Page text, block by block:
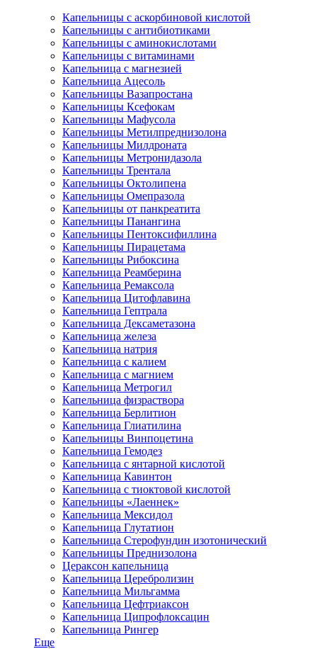
Капельницы с аскорбиновой кислотой
Капельницы с антибиотиками
Капельницы с аминокислотами
Капельницы с витаминами
Капельница с магнезией
Капельница Ацесоль
Капельницы Вазапростана
Капельницы Ксефокам
Капельницы Мафусола
Капельницы Метилпреднизолона
Капельницы Милдроната
Капельницы Метронидазола
Капельницы Трентала
Капельницы Октолипена
Капельницы Омепразола
Капельницы от панкреатита
Капельницы Панангина
Капельницы Пентоксифиллина
Капельницы Пирацетама
Капельницы Рибоксина
Капельница Реамберина
Капельница Ремаксола
Капельница Цитофлавина
Капельница Гептрала
Капельница Дексаметазона
Капельница железа
Капельница натрия
Капельница с калием
Капельница с магнием
Капельница Метрогил
Капельница физраствора
Капельница Берлитион
Капельница Глиатилина
Капельницы Винпоцетина
Капельница Гемодез
Капельница с янтарной кислотой
Капельница Кавинтон
Капельница с тиоктовой кислотой
Капельницы «Лаеннек»
Капельница Мексидол
Капельница Глутатион
Капельница Стерофундин изотонический
Капельницы Преднизолона
Цераксон капельница
Капельница Церебролизин
Капельница Мильгамма
Капельница Цефтриаксон
Капельница Ципрофлоксацин
Капельница Рингер
Еще